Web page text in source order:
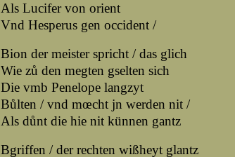
Als Lucifer von orient
Vnd Hesperus gen occident /
Bion der meister spricht / das glich
Wie zů den megten gselten sich
Die vmb Penelope langzyt
Bůlten / vnd mœcht jn werden nit /
Als důnt die hie nit künnen gantz
Bgriffen / der rechten wißheyt glantz